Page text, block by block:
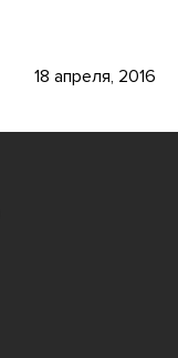
18 апреля, 2016